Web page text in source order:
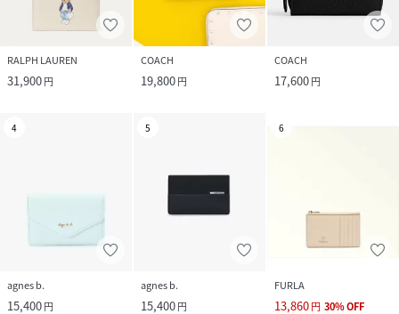
RALPH LAUREN
31,900円
COACH
19,800円
COACH
17,600円
4
agnes b.
15,400円
5
agnes b.
15,400円
6
FURLA
13,860円 30%OFF